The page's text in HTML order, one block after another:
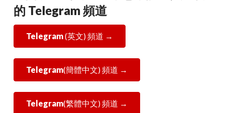
的 Telegram 頻道
Telegram(英文) 頻道 →
Telegram(簡體中文) 頻道 →
Telegram(繁體中文) 頻道 →